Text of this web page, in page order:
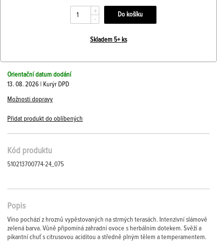
+
-
Skladem 5+ ks
Orientační datum dodání
13. 08. 2026 | Kurýr DPD
Možnosti dopravy
Přidat produkt do oblíbených
Kód produktu
510213700774-24_075
Popis
Víno pochází z hroznů vypěstovaných na strmých terasách. Intenzivní slámově
zelená barva. Vůně připomíná zahradní ovoce s herbálním dotekem. Svěží a
pikantní chuť s citrusovou aciditou a středně plným tělem a temperamentem.